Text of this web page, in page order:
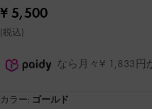
¥ 5,500
(税込)
なら月々¥ 1,833円
カラー: ゴールド